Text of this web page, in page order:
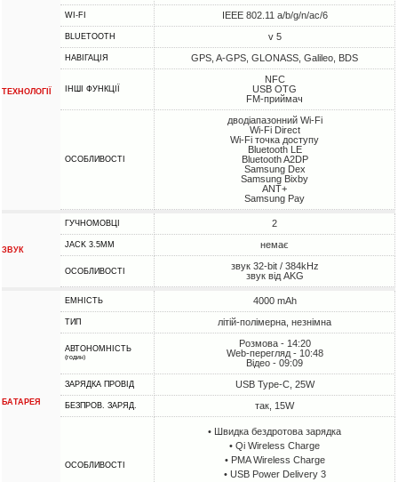
ТЕХНОЛОГІЇ
WI-FI IEEE 802.11 a/b/g/n/ac/6
BLUETOOTH v 5
НАВІГАЦІЯ GPS, A-GPS, GLONASS, Galileo, BDS
ІНШІ ФУНКЦІЇ
NFC
USB OTG
FM-приймач
ОСОБЛИВОСТІ
дводіапазонний Wi-Fi
Wi-Fi Direct
Wi-Fi точка доступу
Bluetooth LE
Bluetooth A2DP
Samsung Dex
Samsung Bixby
ANT+
Samsung Pay
ЗВУК
ГУЧНОМОВЦІ 2
JACK 3.5MM немає
ОСОБЛИВОСТІ
звук 32-bit / 384kHz
звук від AKG
БАТАРЕЯ
ЕМНІСТЬ 4000 mAh
ТИП літій-полімерна, незнімна
АВТОНОМНІСТЬ
(годин)
Розмова - 14:20
Web-перегляд - 10:48
Відео - 09:09
ЗАРЯДКА ПРОВІД USB Type-C, 25W
БЕЗПРОВ. ЗАРЯД. так, 15W
ОСОБЛИВОСТІ
• Швидка бездротова зарядка
• Qi Wireless Charge
• PMA Wireless Charge
• USB Power Delivery 3